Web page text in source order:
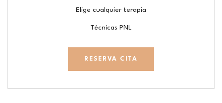
Elige cualquier terapia
Técnicas PNL
RESERVA CITA